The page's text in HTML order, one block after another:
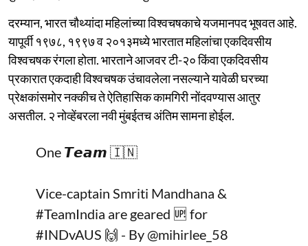
दरम्यान, भारत चौथ्यांदा महिलांच्या विश्वचषकाचे यजमानपद भूषवत आहे.
यापूर्वी १९७८, १९९७ व २०१३मध्ये भारतात महिलांचा एकदिवसीय
विश्वचषक रंगला होता. भारताने आजवर टी-२० किंवा एकदिवसीय
प्रकारात एकदाही विश्वचषक उंचावलेला नसल्याने यावेळी घरच्या
प्रेक्षकांसमोर नक्कीच ते ऐतिहासिक कामगिरी नोंदवण्यास आतुर
असतील. २ नोव्हेंबरला नवी मुंबईतच अंतिम सामना होईल.
One 𝙏𝙚𝙖𝙢 🇮🇳
Vice-captain Smriti Mandhana &
#TeamIndia are geared 🆙 for
#INDvAUS 🙌 - By@mihirlee_58